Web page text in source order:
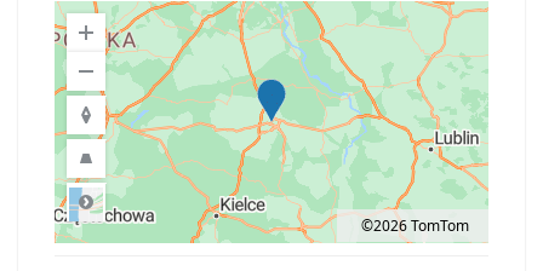
Road
©2026 TomTom